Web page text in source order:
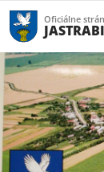
Oficiálne